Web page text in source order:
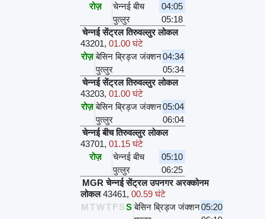
रोज़
चेन्नई बीच
04:05
पुत्लुर
05:18
चेन्नई सेंट्रल तिरुवल्लुर लोकल
43201, 01.00 घंटे
रोज़ बेसिन ब्रिड्ज जंक्शन04:34
पुत्लुर
05:34
चेन्नई सेंट्रल तिरुवल्लुर लोकल
43203, 01.00 घंटे
रोज़ बेसिन ब्रिड्ज जंक्शन05:04
पुत्लुर
06:04
चेन्नई बीच तिरुवल्लुर लोकल
43701, 01.15 घंटे
रोज़
चेन्नई बीच
05:10
पुत्लुर
06:25
MGR चेन्नई सेंट्रल उपनगर अरक्कोनम
लोकल 43461, 00.59 घंटे
M TWTFSS बेसिन ब्रिड्ज जंक्शन05:20